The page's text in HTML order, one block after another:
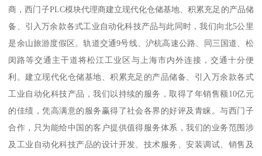
商，西门子PLC模块代理商建立现代化仓储基地、积累充足的产品储
备、引入万余款各式工业自动化科技产品与此同时，我们向北5公里
是余山旅游度假区。轨道交通9号线、沪杭高速公路、同三国道、松
闵路等交通主干道将松江工业区与上海市内外连接，交通十分便
利。建立现代化仓储基地、积累充足的产品储备、引入万余款各式
工业自动化科技产品，我们以持续的服务，取得了年销售额10亿元
的佳绩，凭高满意的服务赢得了社会各界的好评及青睐。与西门子
合作，只为能给中国的客户提供值得服务体系，我们的业务范围涉
及工业自动化科技产品的设计开发、技术服务、安装调试、销售及